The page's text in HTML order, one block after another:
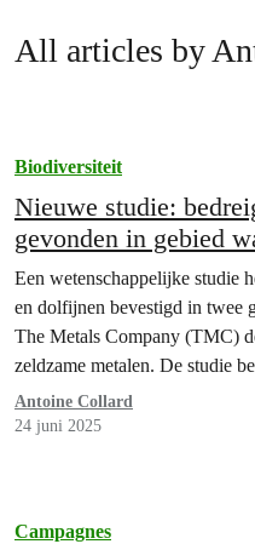
All articles by
Biodiversiteit
Nieuwe studie:
gevonden in gebied
wil starten
Een wetenschappelijke studie
en dolfijnen bevestigd in twee
The Metals Company (TMC)
zeldzame metalen. De studie
aanwezigheid van de potvis,
bedreigde soorten staat. De
Antoine Collard
24 juni 2025
Campagnes